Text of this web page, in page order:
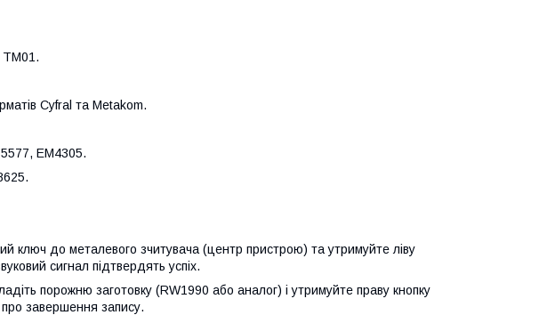
Cyfral та Metakom.
EM4305.
ключ до металевого зчитувача (центр пристрою) та утримуйте ліву
сигнал підтвердять успіх.
порожню заготовку (RW1990 або аналог) і утримуйте праву кнопку
завершення запису.